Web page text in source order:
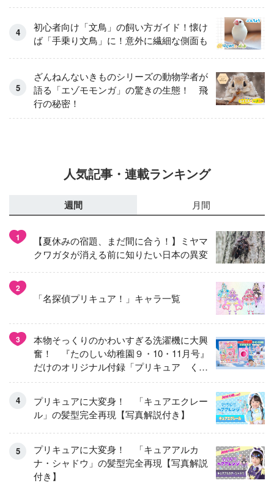
初心者向け「文鳥」の飼い方ガイド！懐け
ば「手乗り文鳥」に！意外に繊細な側面も
ざんねんないきものシリーズの動物学者が
語る「エゾモモンガ」の驚きの生態！ 飛
行の秘密！
人気記事・連載ランキング
週間 月間
1
【夏休みの宿題、まだ間に合う！】ミヤマ
クワガタが消える前に知りたい日本の異変
2
「名探偵プリキュア！」キャラ一覧
3
本物そっくりのかわいすぎる洗濯機に大興
奮！ 『たのしい幼稚園９・10・11月号』
だけのオリジナル付録「プリキュア くる
くるせんたくき」
プリキュアに大変身！ 「キュアエクレー
ル」の髪型完全再現【写真解説付き】
プリキュアに大変身！ 「キュアアルカ
ナ・シャドウ」の髪型完全再現【写真解説
付き】